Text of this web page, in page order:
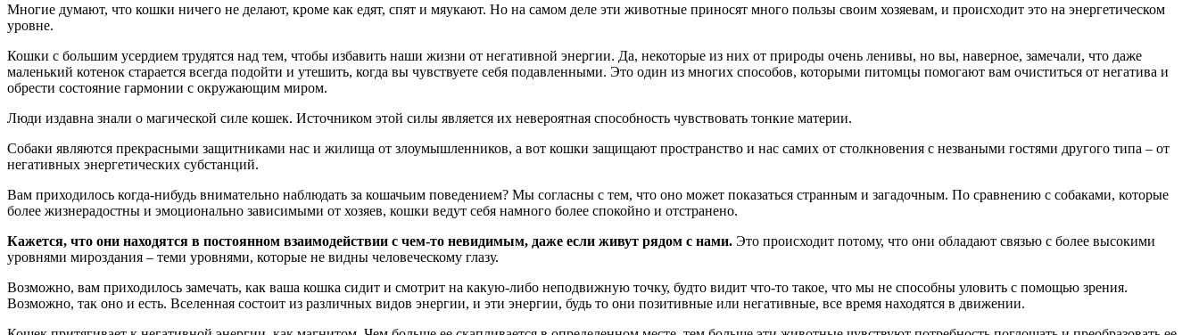
Многие думают, что кошки ничего не делают, кроме как едят, спят и мяукают. Но на самом деле эти животные приносят много пользы своим хозяевам, и происходит это на энергетическом
уровне.
Кошки с большим усердием трудятся над тем, чтобы избавить наши жизни от негативной энергии. Да, некоторые из них от природы очень ленивы, но вы, наверное, замечали, что даже
маленький котенок старается всегда подойти и утешить, когда вы чувствуете себя подавленными. Это один из многих способов, которыми питомцы помогают вам очиститься от негатива и
обрести состояние гармонии с окружающим миром.
Люди издавна знали о магической силе кошек. Источником этой силы является их невероятная способность чувствовать тонкие материи.
Собаки являются прекрасными защитниками нас и жилища от злоумышленников, а вот кошки защищают пространство и нас самих от столкновения с незваными гостями другого типа – от
негативных энергетических субстанций.
Вам приходилось когда-нибудь внимательно наблюдать за кошачьим поведением? Мы согласны с тем, что оно может показаться странным и загадочным. По сравнению с собаками, которые
более жизнерадостны и эмоционально зависимыми от хозяев, кошки ведут себя намного более спокойно и отстранено.
Кажется, что они находятся в постоянном взаимодействии с чем-то невидимым, даже если живут рядом с нами. Это происходит потому, что они обладают связью с более высокими
уровнями мироздания – теми уровнями, которые не видны человеческому глазу.
Возможно, вам приходилось замечать, как ваша кошка сидит и смотрит на какую-либо неподвижную точку, будто видит что-то такое, что мы не способны уловить с помощью зрения.
Возможно, так оно и есть. Вселенная состоит из различных видов энергии, и эти энергии, будь то они позитивные или негативные, все время находятся в движении.